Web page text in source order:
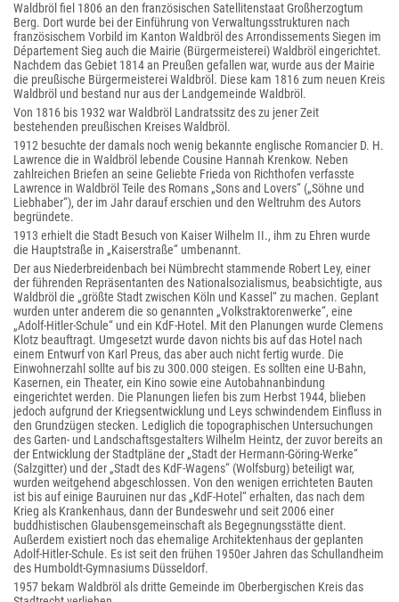
Waldbröl fiel 1806 an den französischen Satellitenstaat Großherzogtum
Berg. Dort wurde bei der Einführung von Verwaltungsstrukturen nach
französischem Vorbild im Kanton Waldbröl des Arrondissements Siegen im
Département Sieg auch die Mairie (Bürgermeisterei) Waldbröl eingerichtet.
Nachdem das Gebiet 1814 an Preußen gefallen war, wurde aus der Mairie
die preußische Bürgermeisterei Waldbröl. Diese kam 1816 zum neuen Kreis
Waldbröl und bestand nur aus der Landgemeinde Waldbröl.
Von 1816 bis 1932 war Waldbröl Landratssitz des zu jener Zeit
bestehenden preußischen Kreises Waldbröl.
1912 besuchte der damals noch wenig bekannte englische Romancier D. H.
Lawrence die in Waldbröl lebende Cousine Hannah Krenkow. Neben
zahlreichen Briefen an seine Geliebte Frieda von Richthofen verfasste
Lawrence in Waldbröl Teile des Romans „Sons and Lovers“ („Söhne und
Liebhaber“), der im Jahr darauf erschien und den Weltruhm des Autors
begründete.
1913 erhielt die Stadt Besuch von Kaiser Wilhelm II., ihm zu Ehren wurde
die Hauptstraße in „Kaiserstraße“ umbenannt.
Der aus Niederbreidenbach bei Nümbrecht stammende Robert Ley, einer
der führenden Repräsentanten des Nationalsozialismus, beabsichtigte, aus
Waldbröl die „größte Stadt zwischen Köln und Kassel“ zu machen. Geplant
wurden unter anderem die so genannten „Volkstraktorenwerke“, eine
„Adolf-Hitler-Schule“ und ein KdF-Hotel. Mit den Planungen wurde Clemens
Klotz beauftragt. Umgesetzt wurde davon nichts bis auf das Hotel nach
einem Entwurf von Karl Preus, das aber auch nicht fertig wurde. Die
Einwohnerzahl sollte auf bis zu 300.000 steigen. Es sollten eine U-Bahn,
Kasernen, ein Theater, ein Kino sowie eine Autobahnanbindung
eingerichtet werden. Die Planungen liefen bis zum Herbst 1944, blieben
jedoch aufgrund der Kriegsentwicklung und Leys schwindendem Einfluss in
den Grundzügen stecken. Lediglich die topographischen Untersuchungen
des Garten- und Landschaftsgestalters Wilhelm Heintz, der zuvor bereits an
der Entwicklung der Stadtpläne der „Stadt der Hermann-Göring-Werke“
(Salzgitter) und der „Stadt des KdF-Wagens“ (Wolfsburg) beteiligt war,
wurden weitgehend abgeschlossen. Von den wenigen errichteten Bauten
ist bis auf einige Bauruinen nur das „KdF-Hotel“ erhalten, das nach dem
Krieg als Krankenhaus, dann der Bundeswehr und seit 2006 einer
buddhistischen Glaubensgemeinschaft als Begegnungsstätte dient.
Außerdem existiert noch das ehemalige Architektenhaus der geplanten
Adolf-Hitler-Schule. Es ist seit den frühen 1950er Jahren das Schullandheim
des Humboldt-Gymnasiums Düsseldorf.
1957 bekam Waldbröl als dritte Gemeinde im Oberbergischen Kreis das